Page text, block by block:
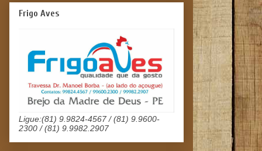
Frigo Aves
Ligue:(81) 9.9824-4567 / (81) 9.9600-
2300 / (81) 9.9982.2907